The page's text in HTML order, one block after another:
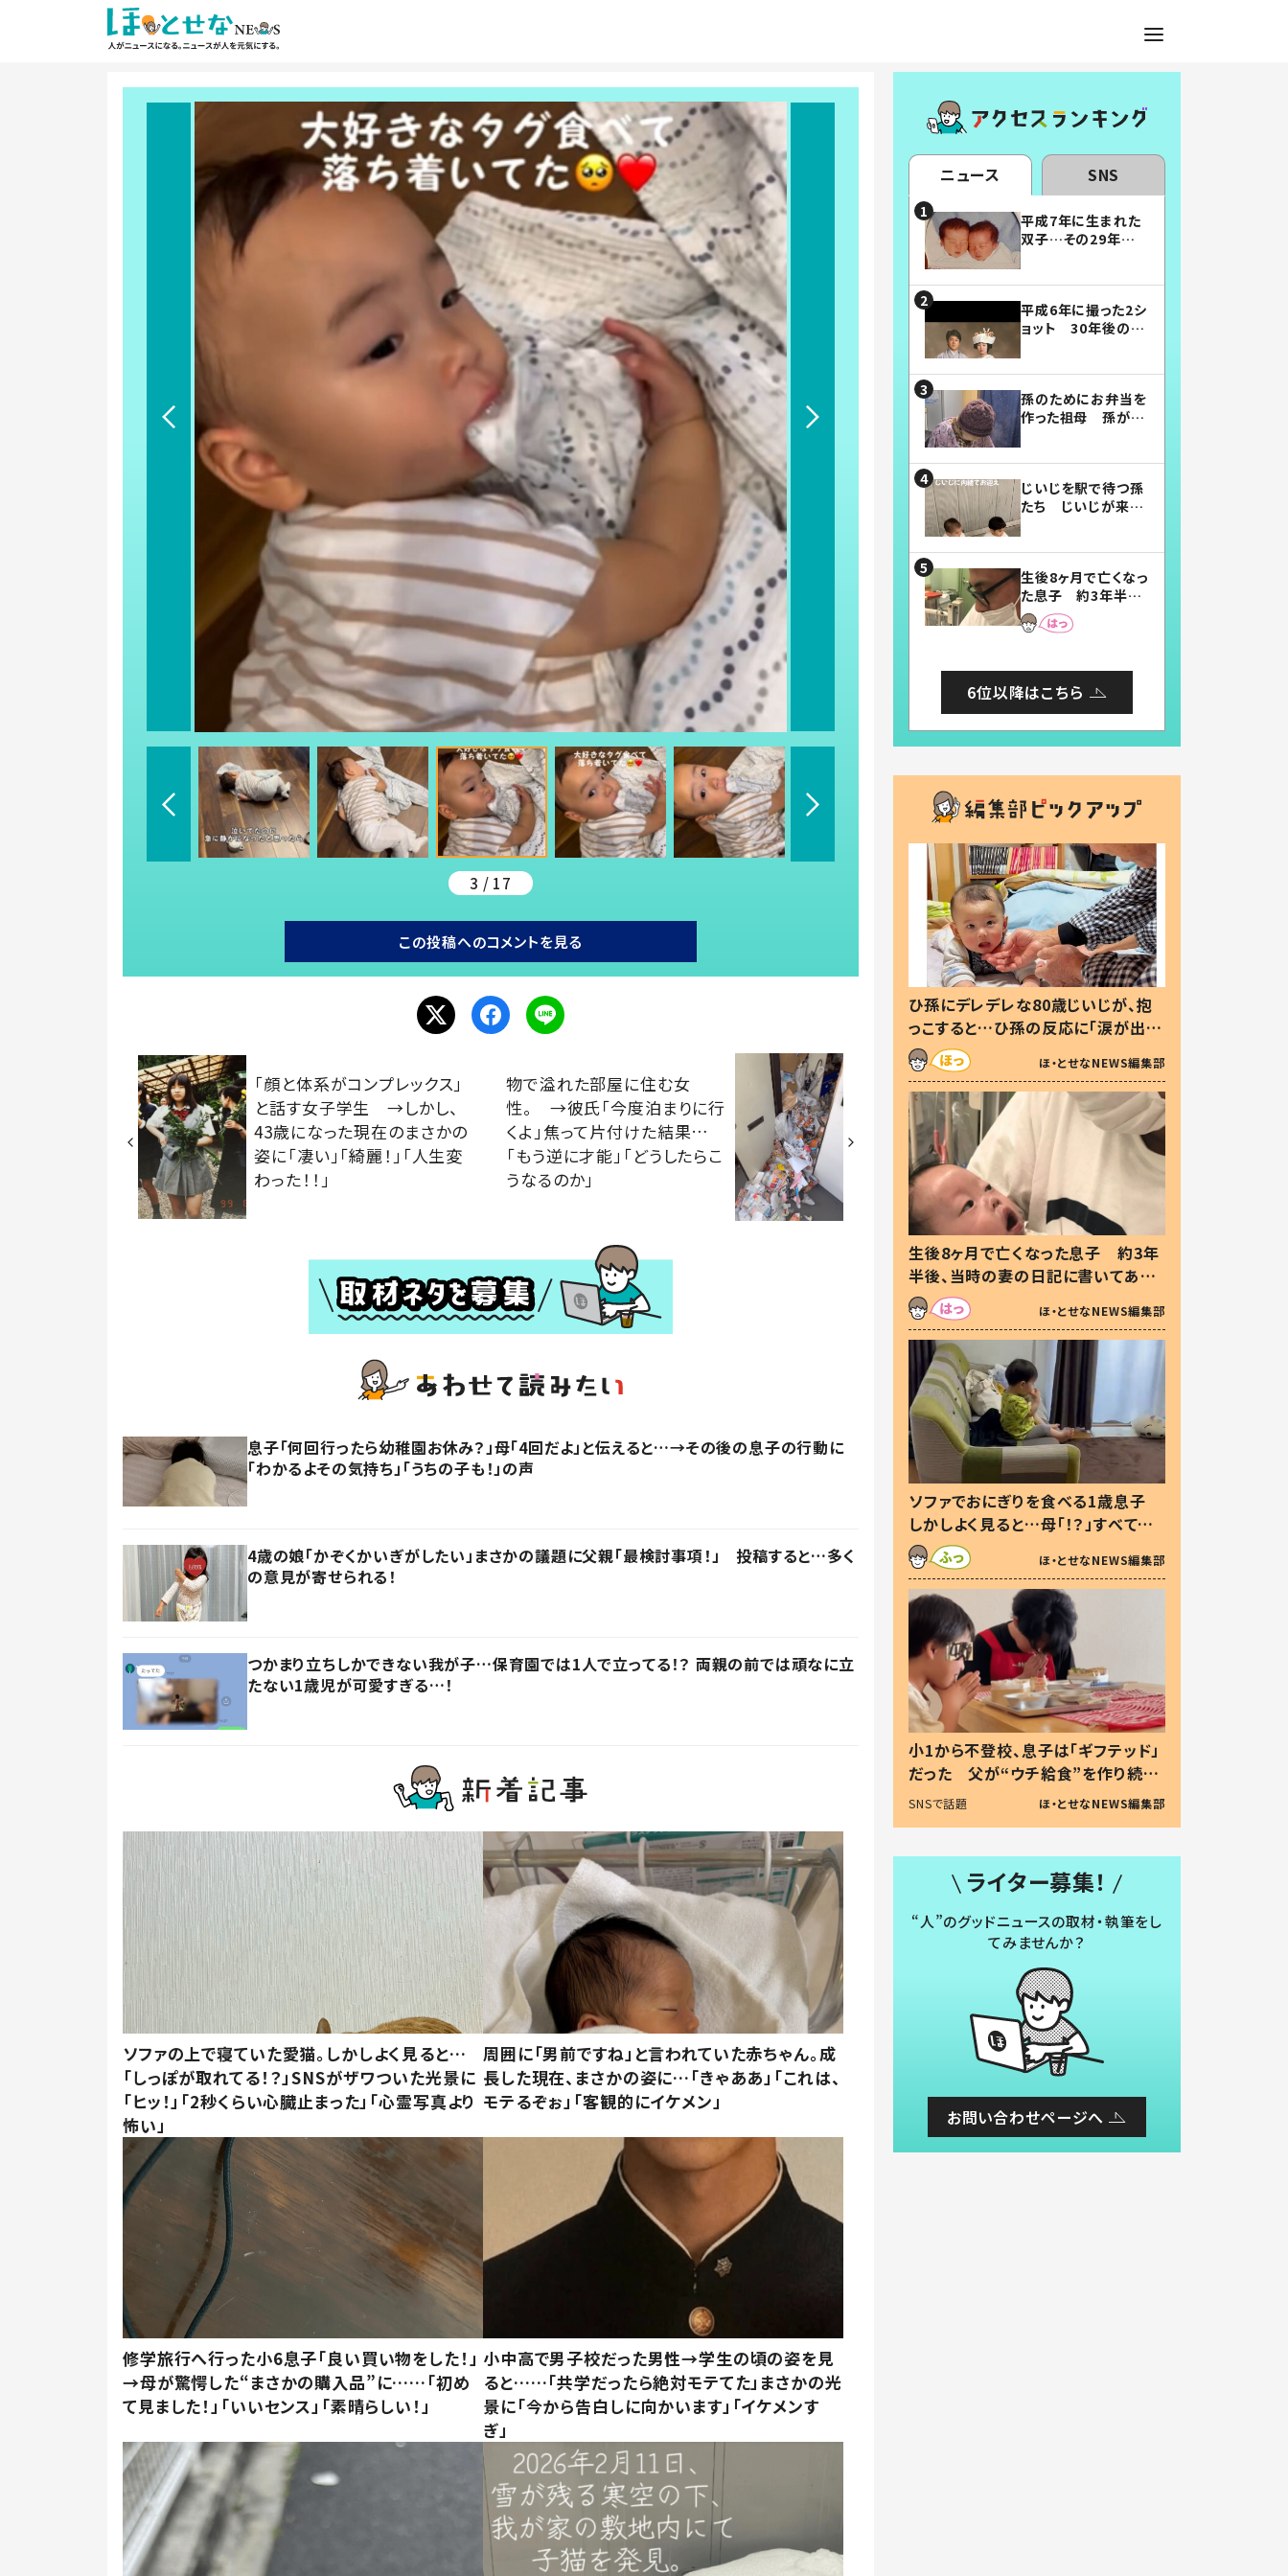
3 / 17
この投稿へのコメントを見る
「顔と体系がコンプレックス」
と話す女子学生 →しかし、
43歳になった現在のまさかの
姿に「凄い」「綺麗！」「人生変
わった！！」
物で溢れた部屋に住む女
性。 →彼氏「今度泊まりに行
くよ」焦って片付けた結果…
「もう逆に才能」「どうしたらこ
うなるのか」
息子「何回行ったら幼稚園お休み？」母「4回だよ」と伝えると…→その後の息子の行動に
「わかるよその気持ち」「うちの子も！」の声
4歳の娘「かぞくかいぎがしたい」まさかの議題に父親「最検討事項！」 投稿すると…多く
の意見が寄せられる！
つかまり立ちしかできない我が子…保育園では1人で立ってる！？ 両親の前では頑なに立
たない1歳児が可愛すぎる…！
ソファの上で寝ていた愛猫。しかしよく見ると…
「しっぽが取れてる！？」SNSがザワついた光景に
「ヒッ！」「2秒くらい心臓止まった」「心霊写真より
怖い」
周囲に「男前ですね」と言われていた赤ちゃん。成
長した現在、まさかの姿に…「きゃああ」「これは、
モテるぞぉ」「客観的にイケメン」
修学旅行へ行った小6息子「良い買い物をした！」
→母が驚愕した“まさかの購入品”に……「初め
て見ました！」「いいセンス」「素晴らしい！」
小中高で男子校だった男性→学生の頃の姿を見
ると……「共学だったら絶対モテてた」まさかの光
景に「今から告白しに向かいます」「イケメンす
ぎ」
ニュース SNS
平成7年に生まれた
双子…その29年後
平成6年に撮った2シ
ョット 30年後の姿
孫のためにお弁当を
作った祖母 孫が絶
じいじを駅で待つ孫
たち じいじが来た
まらない」「幸せにな
れる」
生後8ヶ月で亡くなっ
た息子 約3年半
後、当時の妻の日記
に書いてあった本音
6位以降はこちら
ひ孫にデレデレな80歳じいじが、抱
っこすると…ひ孫の反応に「涙が出ま
した」「可愛くて仕方ない」
ほ・とせなNEWS編集部
生後8ヶ月で亡くなった息子 約3年
半後、当時の妻の日記に書いてあっ
た本音とは
ほ・とせなNEWS編集部
ソファでおにぎりを食べる1歳息子
しかしよく見ると…母「！？」すべてを
察した母の投稿に「可愛いから許
す！」「現行犯〜」
ほ・とせなNEWS編集部
小1から不登校、息子は「ギフテッド」
だった 父が“ウチ給食”を作り続け
る理由とは #令和の親 #令和の子
SNSで話題 ほ・とせなNEWS編集部
ライター募集！
“人”のグッドニュースの取材・執筆をし
てみませんか？
お問い合わせページへ